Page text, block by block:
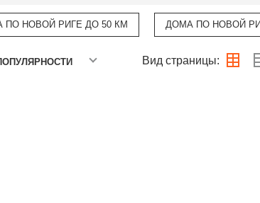
ПО НОВОЙ РИГЕ ДО 50 КМ ДОМА ПО НОВОЙ
Вид страницы: